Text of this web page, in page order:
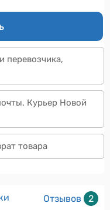
перевозчика,
Курьер Новой
товара
Отзывов 2